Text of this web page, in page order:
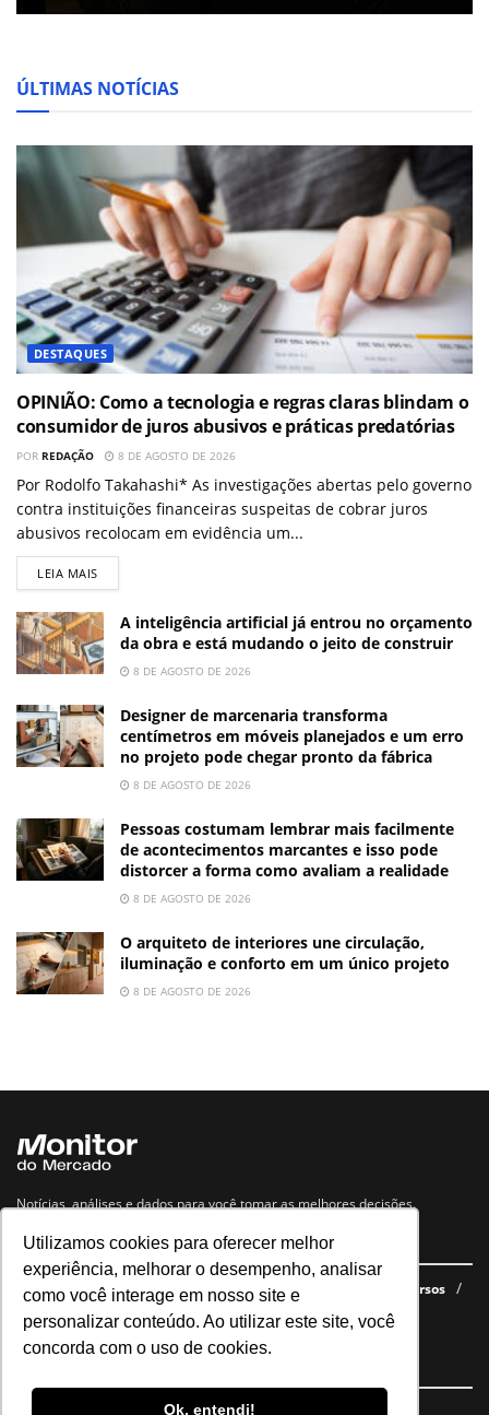
Utilizamos cookies para oferecer melhor
experiência, melhorar o desempenho, analisar
como você interage em nosso site e
personalizar conteúdo. Ao utilizar este site, você
concorda com o uso de cookies.
Ok, entendi!
ÚLTIMAS NOTÍCIAS
DESTAQUES
OPINIÃO: Como a tecnologia e regras claras blindam o
consumidor de juros abusivos e práticas predatórias
POR REDAÇÃO 8 DE AGOSTO DE 2026
Por Rodolfo Takahashi* As investigações abertas pelo governo
contra instituições financeiras suspeitas de cobrar juros
abusivos recolocam em evidência um...
LEIA MAIS
A inteligência artificial já entrou no orçamento
da obra e está mudando o jeito de construir
8 DE AGOSTO DE 2026
Designer de marcenaria transforma
centímetros em móveis planejados e um erro
no projeto pode chegar pronto da fábrica
8 DE AGOSTO DE 2026
Pessoas costumam lembrar mais facilmente
de acontecimentos marcantes e isso pode
distorcer a forma como avaliam a realidade
8 DE AGOSTO DE 2026
O arquiteto de interiores une circulação,
iluminação e conforto em um único projeto
8 DE AGOSTO DE 2026
Notícias, análises e dados para você tomar as melhores decisões.
Navegue no site
Últimas notícias Quem somos E-books gratuitos
Cursos
Política de privacidade